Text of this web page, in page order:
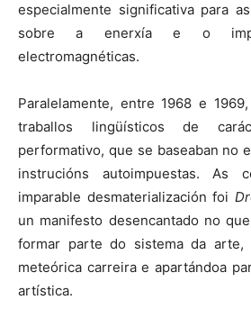
especialmente significativa para
sobre a enerxía e o
electromagnéticas.
Paralelamente, entre 1968 e
traballos lingüísticos de
performativo, que se baseaban no
instrucións autoimpuestas. As
imparable desmaterialización foi
un manifesto desencantado no
formar parte do sistema da
meteórica carreira e apartándoa
artística.